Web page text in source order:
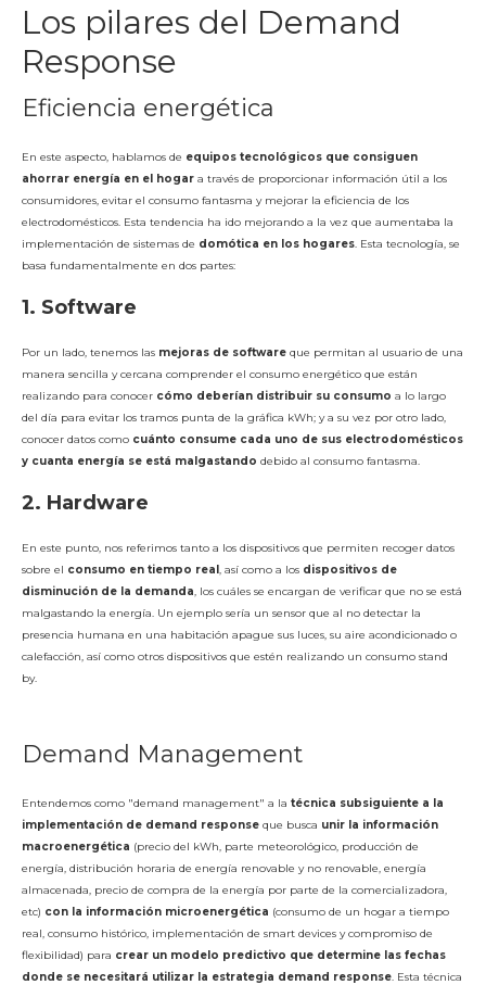
Los pilares del Demand
Response
Eficiencia energética
En este aspecto, hablamos de equipos tecnológicos que consiguen
ahorrar energía en el hogar a través de proporcionar información útil a los
consumidores, evitar el consumo fantasma y mejorar la eficiencia de los
electrodomésticos. Esta tendencia ha ido mejorando a la vez que aumentaba la
implementación de sistemas de domótica en los hogares. Esta tecnología, se
basa fundamentalmente en dos partes:
1. Software
Por un lado, tenemos las mejoras de software que permitan al usuario de una
manera sencilla y cercana comprender el consumo energético que están
realizando para conocer cómo deberían distribuir su consumo a lo largo
del día para evitar los tramos punta de la gráfica kWh; y a su vez por otro lado,
conocer datos como cuánto consume cada uno de sus electrodomésticos
y cuanta energía se está malgastando debido al consumo fantasma.
2. Hardware
En este punto, nos referimos tanto a los dispositivos que permiten recoger datos
sobre el consumo en tiempo real, así como a los dispositivos de
disminución de la demanda, los cuáles se encargan de verificar que no se está
malgastando la energía. Un ejemplo sería un sensor que al no detectar la
presencia humana en una habitación apague sus luces, su aire acondicionado o
calefacción, así como otros dispositivos que estén realizando un consumo stand
by.
Demand Management
Entendemos como "demand management" a la técnica subsiguiente a la
implementación de demand response que busca unir la información
macroenergética (precio del kWh, parte meteorológico, producción de
energía, distribución horaria de energía renovable y no renovable, energía
almacenada, precio de compra de la energía por parte de la comercializadora,
etc) con la información microenergética (consumo de un hogar a tiempo
real, consumo histórico, implementación de smart devices y compromiso de
flexibilidad) para crear un modelo predictivo que determine las fechas
donde se necesitará utilizar la estrategia demand response. Esta técnica